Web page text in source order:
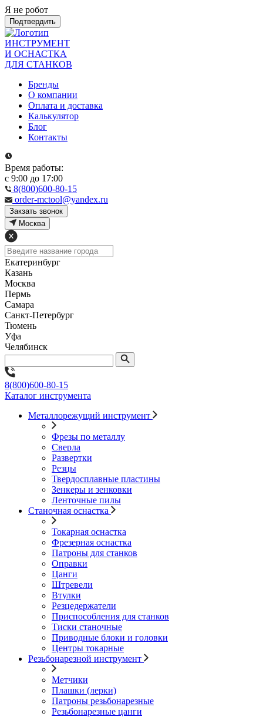
Я не робот
Подтвердить
ИНСТРУМЕНТ
И ОСНАСТКА
ДЛЯ СТАНКОВ
Бренды
О компании
Оплата и доставка
Калькулятор
Блог
Контакты
Время работы:
с 9:00 до 17:00
8(800)600-80-15
order-mctool@yandex.ru
Закзать звонок
Москва
Екатеринбург
Казань
Москва
Пермь
Самара
Санкт-Петербург
Тюмень
Уфа
Челябинск
8(800)600-80-15
Каталог инструмента
Металлорежущий инструмент
Фрезы по металлу
Сверла
Развертки
Резцы
Твердосплавные пластины
Зенкеры и зенковки
Ленточные пилы
Станочная оснастка
Токарная оснастка
Фрезерная оснастка
Патроны для станков
Оправки
Цанги
Штревели
Втулки
Резцедержатели
Приспособления для станков
Тиски станочные
Приводные блоки и головки
Центры токарные
Резьбонарезной инструмент
Метчики
Плашки (лерки)
Патроны резьбонарезные
Резьбонарезные цанги